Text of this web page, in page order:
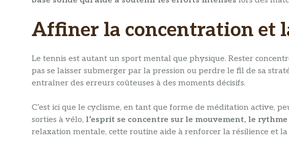
Affiner la concentration et
Le tennis est autant un sport mental que physique. Rester
pas se laisser submerger par la pression ou perdre le fil de sa
entraîner des erreurs coûteuses à des moments décisifs.
C’est ici que le cyclisme, en tant que forme de méditation active,
sorties à vélo, l’esprit se concentre sur le mouvement, le
relaxation mentale, cette routine aide à renforcer la résilience et la